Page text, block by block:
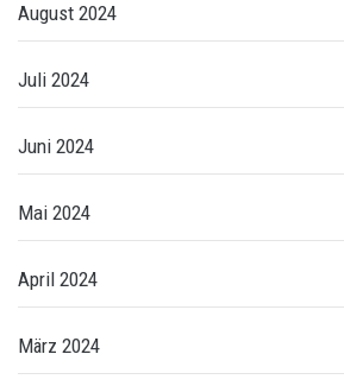
August 2024
Juli 2024
Juni 2024
Mai 2024
April 2024
März 2024